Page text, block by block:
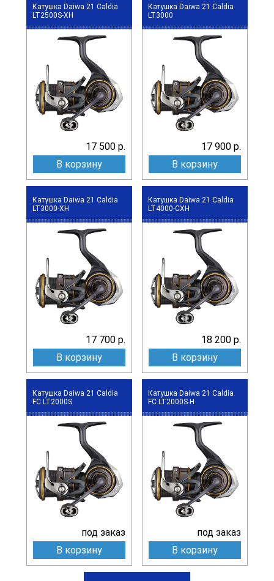
Катушка Daiwa 21 Caldia
LT2500S-XH
17 500 р.
В корзину
Катушка Daiwa 21 Caldia
LT3000
17 900 р.
В корзину
Катушка Daiwa 21 Caldia
LT3000-XH
17 700 р.
В корзину
Катушка Daiwa 21 Caldia
LT4000-CXH
18 200 р.
В корзину
Катушка Daiwa 21 Caldia
FC LT2000S
под заказ
В корзину
Катушка Daiwa 21 Caldia
FC LT2000S-H
под заказ
В корзину